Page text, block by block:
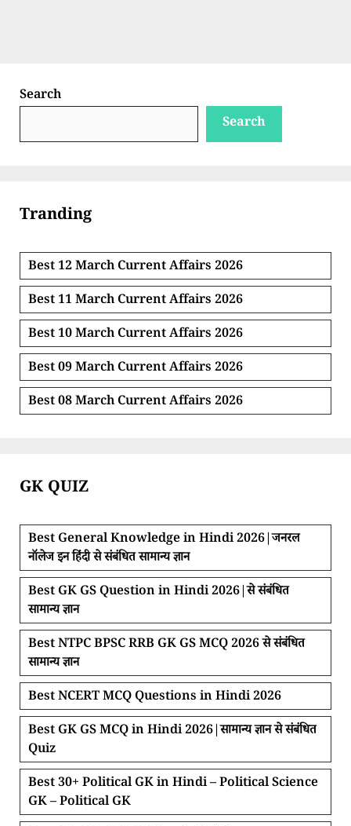
Search
Search
Tranding
Best 12 March Current Affairs 2026
Best 11 March Current Affairs 2026
Best 10 March Current Affairs 2026
Best 09 March Current Affairs 2026
Best 08 March Current Affairs 2026
GK QUIZ
Best General Knowledge in Hindi 2026|जनरल
नॉलेज इन हिंदी से संबंधित सामान्य ज्ञान
Best GK GS Question in Hindi 2026|से संबंधित
सामान्य ज्ञान
Best NTPC BPSC RRB GK GS MCQ 2026 से संबंधित
सामान्य ज्ञान
Best NCERT MCQ Questions in Hindi 2026
Best GK GS MCQ in Hindi 2026|सामान्य ज्ञान से संबंधित
Quiz
Best 30+ Political GK in Hindi – Political Science
GK – Political GK